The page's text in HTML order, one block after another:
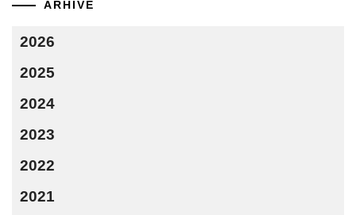
ARHIVE
2026
2025
2024
2023
2022
2021